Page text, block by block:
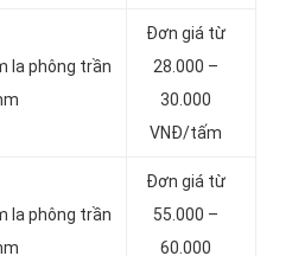
la phông trần
Đơn giá từ
28.000 –
30.000
VNĐ/tấm
la phông trần
Đơn giá từ
55.000 –
60.000